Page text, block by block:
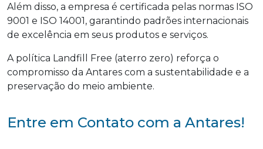
Além disso, a empresa é certificada pelas normas ISO
9001 e ISO 14001, garantindo padrões internacionais
de excelência em seus produtos e serviços.
A política Landfill Free (aterro zero) reforça o
compromisso da Antares com a sustentabilidade e a
preservação do meio ambiente.
Entre em Contato com a Antares!